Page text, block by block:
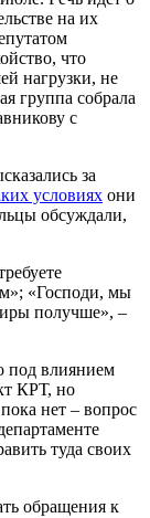
на их
что
нагрузки, не
группа собрала
с
за
условиях они
обсуждали,
«Господи, мы
получше», –
под влиянием
КРТ, но
нет – вопрос
туда своих
обращения к